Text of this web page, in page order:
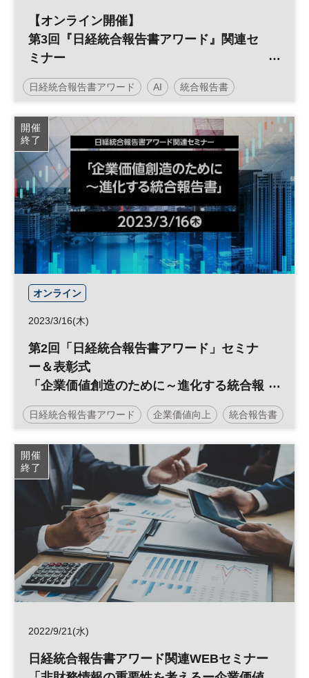
【オンライン開催】
第3回『日経統合報告書アワード』関連セ
ミナー
『統合報告書 2.0時代へ』
日経統合報告書アワード AI 統合報告書
サステナビリティ 企業価値 アワード 人工知能
投資 IR 参加無料
開催
終了
オンライン
2023/3/16(木)
第2回「日経統合報告書アワード」セミナ
ー＆表彰式
「企業価値創造のために～進化する統合報
告書」
日経統合報告書アワード 企業価値向上 統合報告書
投資 ESG IR
参加無料
開催
終了
2022/9/21(水)
日経統合報告書アワード関連WEBセミナー